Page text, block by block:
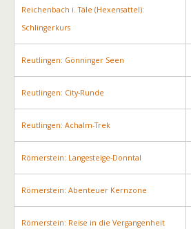
Reichenbach i. Täle (Hexensattel):
Schlingerkurs
Reutlingen: Gönninger Seen
Reutlingen: City-Runde
Reutlingen: Achalm-Trek
Römerstein: Langesteige-Donntal
Römerstein: Abenteuer Kernzone
Römerstein: Reise in die Vergangenheit